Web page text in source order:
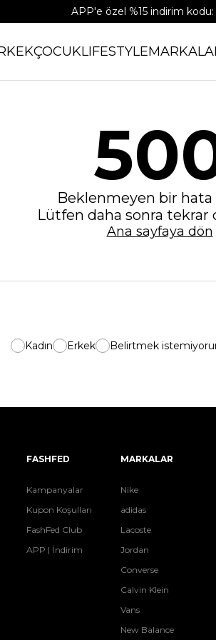
APP'e özel %15 indirim kodu:
ÇOCUKLIFESTYLE
Beklenmeyen bir hata
Lütfen daha sonra tekrar
Ana sayfaya dön
Kadın Erkek Belirtmek
FASHFED
Kampanyalar
Kupon Koşulları
FashFed Club
APP | İndirim
MARKALAR
Nike
adidas
Lacoste
Jordan
Converse
Calvin Klein
Vans
New Balance